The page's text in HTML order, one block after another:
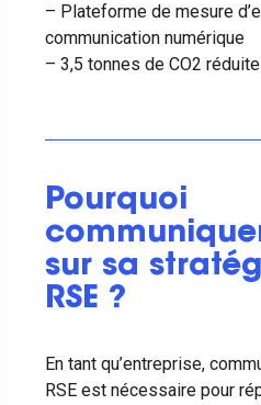
– Plateforme de mesure
communication numérique
– 3,5 tonnes de CO2 réduite
Pourquoi
sur sa
RSE ?
En tant qu’entreprise,
RSE est nécessaire pour